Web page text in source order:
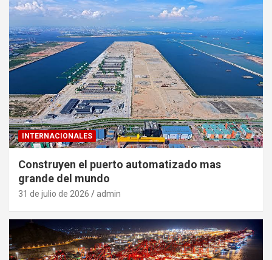
INTERNACIONALES
Construyen el puerto automatizado mas
grande del mundo
31 de julio de 2026 admin